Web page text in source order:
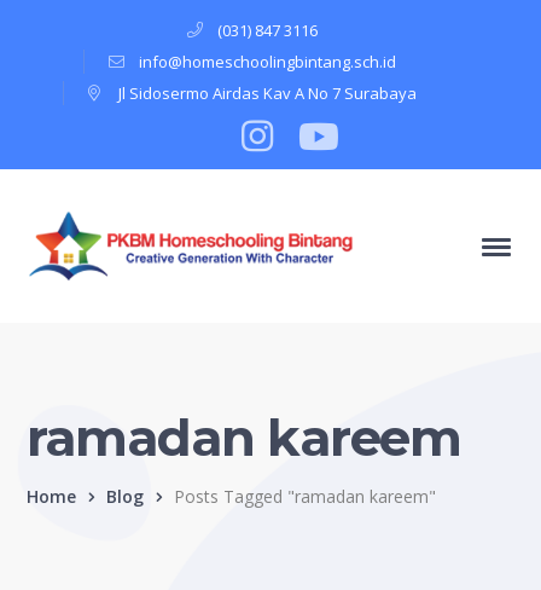
(031) 847 3116
info@homeschoolingbintang.sch.id
Jl Sidosermo Airdas Kav A No 7 Surabaya
Instagram
Profile
Youtube
ramadan kareem
Home Blog Posts Tagged "ramadan kareem"